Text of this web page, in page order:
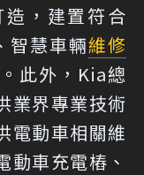
，建置符合
智慧車輛維修
此外，Kia總
業界專業技術
電動車相關維
動車充電樁、